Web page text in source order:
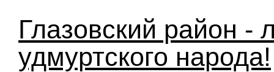
Глазовский район -
удмуртского народа!